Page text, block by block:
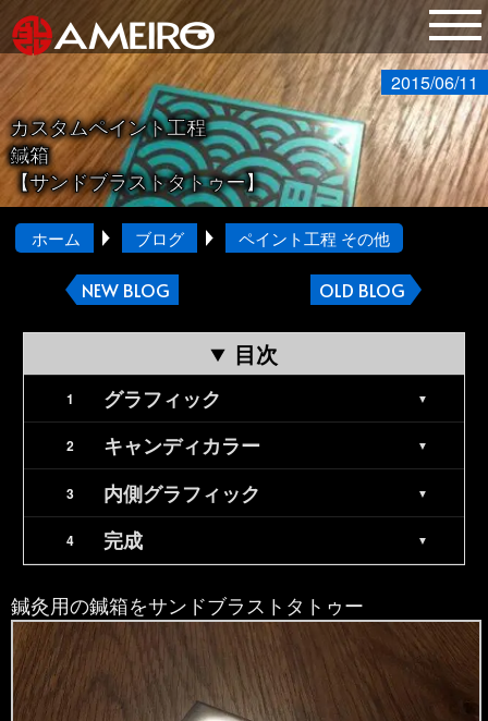
カスタムペイント工程
鍼箱
【サンドブラストタトゥー】
2015/06/11
ホーム ブログ ペイント工程 その他
NEW BLOG OLD BLOG
目次
グラフィック
キャンディカラー
内側グラフィック
完成
鍼灸用の鍼箱をサンドブラストタトゥー